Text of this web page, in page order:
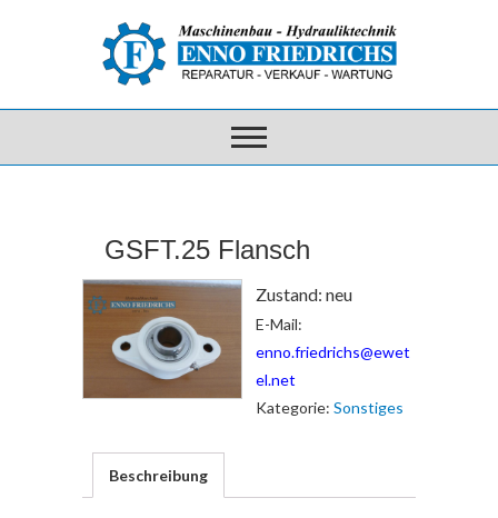
GSFT.25 Flansch
Zustand: neu
E-Mail:
enno.friedrichs@ewet
el.net
Kategorie: Sonstiges
Beschreibung